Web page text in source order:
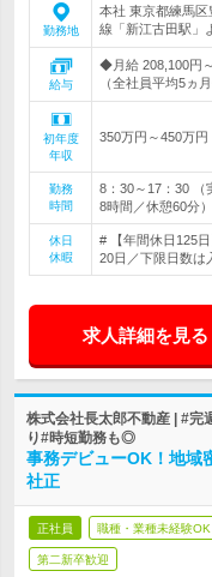
勤務地
本社 東京都練馬
線「新江古田駅」
給与
◆月給 208,100円
（全社員平均5ヵ
初年度
年収
350万円～450万円
勤務
時間
8：30～17：30 （
8時間／休憩60分
休日
休暇
# 【年間休日125
20日／下限日数は
求人詳細を見る
株式会社長太郎不動産 | #完
り#時短勤務も◎
事務デビューOK！地域
社正
正社員 職種・業種未経験OK
第二新卒歓迎